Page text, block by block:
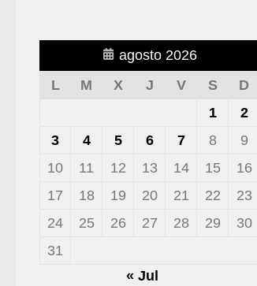
agosto 2026
L
M X J V S
D
1
2
3
4 5 6 7 8
9
10
11 12 13 14 15
16
17
18 19 20 21 22
23
24
25 26 27 28 29
30
31
« Jul